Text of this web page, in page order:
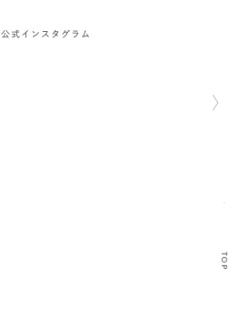
公式インスタグラム
TOP